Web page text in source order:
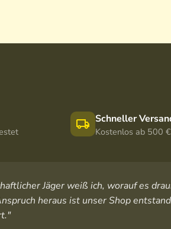
Schneller
Kostenlos ab 500
Jäger weiß ich, worauf es
heraus ist unser Shop